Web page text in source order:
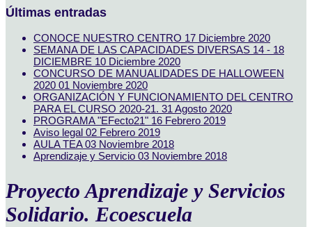
Últimas entradas
CONOCE NUESTRO CENTRO 17 Diciembre 2020
SEMANA DE LAS CAPACIDADES DIVERSAS 14 - 18
DICIEMBRE 10 Diciembre 2020
CONCURSO DE MANUALIDADES DE HALLOWEEN
2020 01 Noviembre 2020
ORGANIZACIÓN Y FUNCIONAMIENTO DEL CENTRO
PARA EL CURSO 2020-21. 31 Agosto 2020
PROGRAMA "EFecto21" 16 Febrero 2019
Aviso legal 02 Febrero 2019
AULA TEA03 Noviembre 2018
Aprendizaje y Servicio 03 Noviembre 2018
Proyecto Aprendizaje y Servicios
Solidario. Ecoescuela